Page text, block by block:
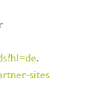
.
sites